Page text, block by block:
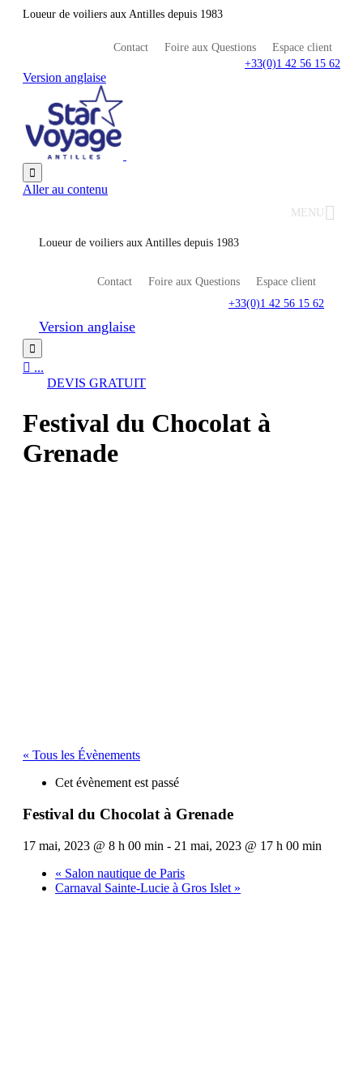
Loueur de voiliers aux Antilles depuis 1983
Contact Foire aux Questions
Espace client
+33(0)1 42 56 15 62
Version anglaise

Aller au contenu
MENU
Loueur de voiliers aux Antilles depuis 1983
Contact Foire aux Questions
Espace client
+33(0)1 42 56 15 62
Version anglaise

 ...
DEVIS GRATUIT
Festival du Chocolat à
Grenade
« Tous les Évènements
Cet évènement est passé
Festival du Chocolat à Grenade
17 mai, 2023 @ 8 h 00 min - 21 mai, 2023 @ 17 h 00 min
« Salon nautique de Paris
Carnaval Sainte-Lucie à Gros Islet »